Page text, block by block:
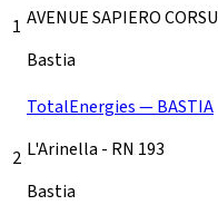
1 AVENUE SAPIERO CORSU
Bastia
2
TotalEnergies — BASTIA
L'Arinella - RN 193
Bastia